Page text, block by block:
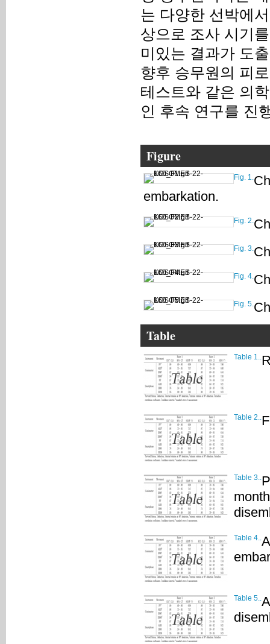
는 다양한 선박에
상으로 조사 시기
미있는 결과가 도
향후 승무원의 피
테스트와 같은 의
인 후속 연구를 진
Figure
Fig. 1.
embarkation.
Fig. 2.
Fig. 3.
Fig. 4.
Fig. 5.
Table
Table 1..
Table 2..
Table 3..
Table 4..
Table 5..